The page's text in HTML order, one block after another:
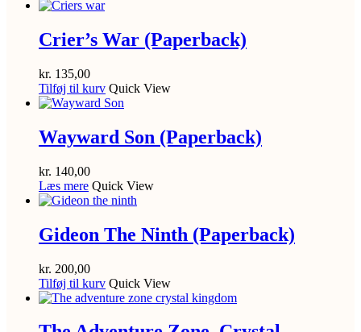
Crier’s War (Paperback)
kr. 135,00
Tilføj til kurv Quick View
Wayward Son (Paperback)
kr. 140,00
Læs mere Quick View
Gideon The Ninth (Paperback)
kr. 200,00
Tilføj til kurv Quick View